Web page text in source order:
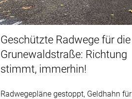
Geschützte Radwege für die
Grunewaldstraße: Richtung
stimmt, immerhin!
Radwegepläne gestoppt, Geldhahn für